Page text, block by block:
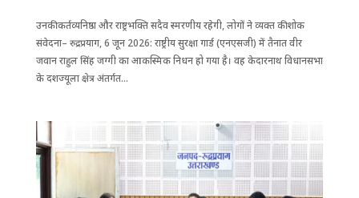
उनकी कर्तव्यनिष्ठा और राष्ट्रभ​क्ति सदैव स्मरणीय रहेगी, लोगों ने व्यक्त की शोक
संवेदना– रुद्रप्रयाग, 6 जून 2026: राष्ट्रीय सुरक्षा गार्ड (एनएसजी) में तैनात वीर
जवान राहुल सिंह जग्गी का आकस्मिक निधन हो गया है। वह केदारनाथ विधानसभा
के दशज्यूला क्षेत्र अंतर्गत...